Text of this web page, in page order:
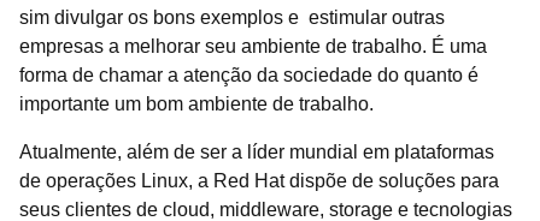
sim divulgar os bons exemplos e estimular outras
empresas a melhorar seu ambiente de trabalho. É uma
forma de chamar a atenção da sociedade do quanto é
importante um bom ambiente de trabalho.
Atualmente, além de ser a líder mundial em plataformas
de operações Linux, a Red Hat dispõe de soluções para
seus clientes de cloud, middleware, storage e tecnologias